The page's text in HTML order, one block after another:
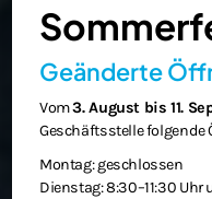
Geänderte
Vom3. August bis 11.
Geschäftsstelle folgende
Montag: geschlossen
Dienstag: 8:30–11:30 Uhr